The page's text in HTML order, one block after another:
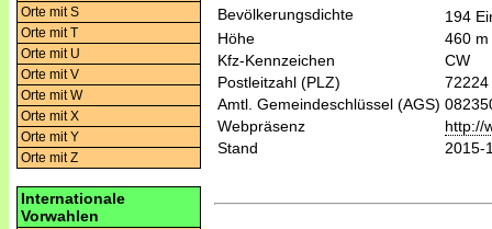
Orte mit S
Orte mit T
Orte mit U
Orte mit V
Orte mit W
Orte mit X
Orte mit Y
Orte mit Z
Internationale
Vorwahlen
Bevölkerungsdichte
194
Höhe
460 m
Kfz-Kennzeichen
CW
Postleitzahl (PLZ)
72224
Amtl. Gemeindeschlüssel (AGS)
Webpräsenz
http://
Stand
2015-